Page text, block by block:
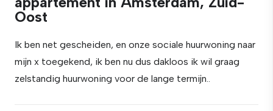
Oost
Ik ben net gescheiden, en onze sociale huurwoning naar
mijn x toegekend, ik ben nu dus dakloos ik wil graag
zelstandig huurwoning voor de lange termijn..